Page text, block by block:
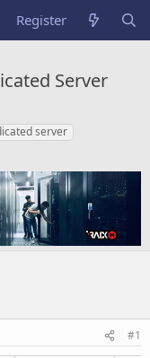
Register
Server
server
#1